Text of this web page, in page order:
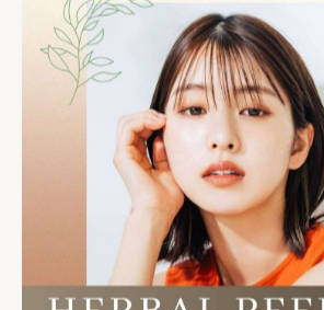
☑️InstagramのDM
@revi_yuka_kirei
✿••˗˗˗˗˗˗˗˗˗˗˗˗˗˗˗••✿••˗˗˗˗˗˗˗˗˗˗˗˗˗˗˗••✿
栃木県塩谷郡高根沢町
光陽台5丁目1-12グラフハイツA202